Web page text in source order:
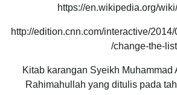
http://edition.cnn.com/interactive/
change-the-
Kitab karangan Syeikh Muhammad
Rahimahullah yang ditulis pada